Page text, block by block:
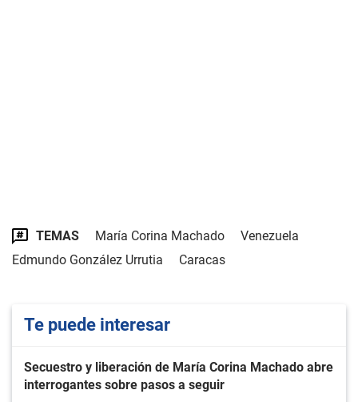
TEMAS María Corina Machado
Venezuela
Edmundo González Urrutia
Caracas
Te puede interesar
Secuestro y liberación de María Corina Machado abre
interrogantes sobre pasos a seguir